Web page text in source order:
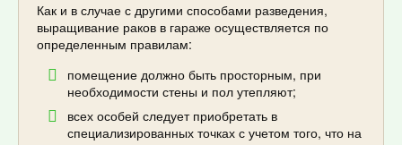
Как и в случае с другими способами разведения,
выращивание раков в гараже осуществляется по
определенным правилам:
помещение должно быть просторным, при
необходимости стены и пол утепляют;
всех особей следует приобретать в
специализированных точках с учетом того, что на